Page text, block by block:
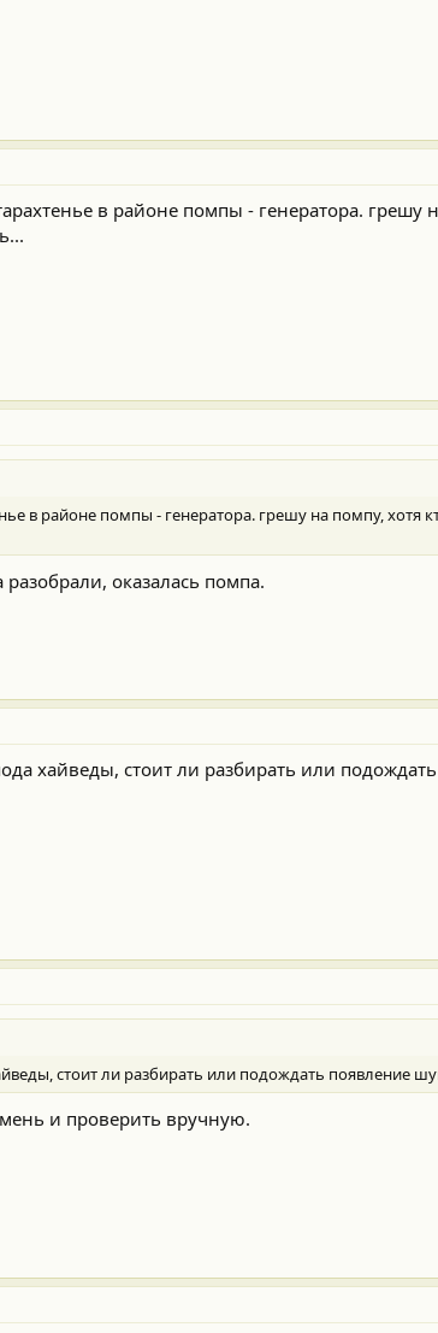
в районе помпы - генератора. грешу
в районе помпы - генератора. грешу на помпу, хотя
оказалась помпа.
хайведы, стоит ли разбирать или
стоит ли разбирать или подождать появление
и проверить вручную.